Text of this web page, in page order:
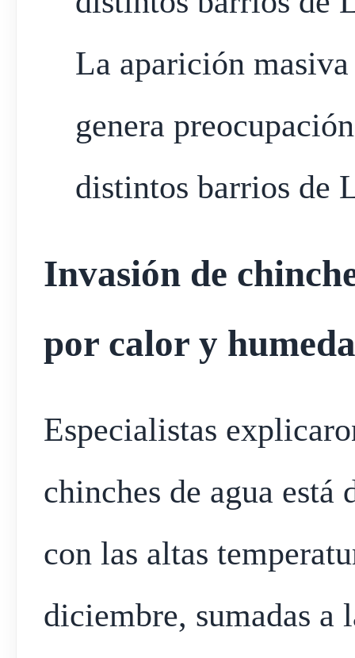
La aparición
genera
distintos barrios de
Invasión de
por calor y
Especialistas
chinches de agua está
con las altas
diciembre, sumadas a